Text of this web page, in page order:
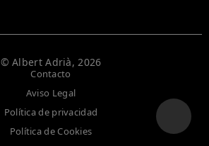
© Albert Adrià, 2026
Contacto
Aviso Legal
Política de privacidad
Política de Cookies